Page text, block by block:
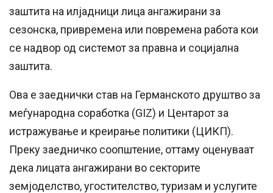
заштита на илјадници лица ангажирани за
сезонска, привремена или повремена работа кои
се надвор од системот за правна и социјална
заштита.
Ова е заеднички став на Германското друштво за
меѓународна соработка (GIZ) и Центарот за
истражување и креирање политики (ЦИКП).
Преку заедничко соопштение, оттаму оценуваат
дека лицата ангажирани во секторите
земјоделство, угостителство, туризам и услугите